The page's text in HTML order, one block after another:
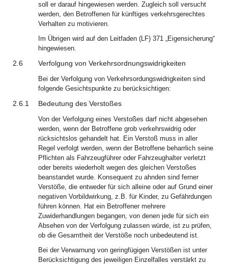
soll er darauf hingewiesen werden. Zugleich soll versucht
werden, den Betroffenen für künftiges verkehrsgerechtes
Verhalten zu motivieren.
Im Übrigen wird auf den Leitfaden (LF) 371 „Eigensicherung“
hingewiesen.
2.6 Verfolgung von Verkehrsordnungswidrigkeiten
Bei der Verfolgung von Verkehrsordungswidrigkeiten sind
folgende Gesichtspunkte zu berücksichtigen:
2.6.1 Bedeutung des Verstoßes
Von der Verfolgung eines Verstoßes darf nicht abgesehen
werden, wenn der Betroffene grob verkehrswidrig oder
rücksichtslos gehandelt hat. Ein Verstoß muss in aller
Regel verfolgt werden, wenn der Betroffene beharrlich seine
Pflichten als Fahrzeugführer oder Fahrzeughalter verletzt
oder bereits wiederholt wegen des gleichen Verstoßes
beanstandet wurde. Konsequent zu ahnden sind ferner
Verstöße, die entweder für sich alleine oder auf Grund einer
negativen Vorbildwirkung, z.B. für Kinder, zu Gefährdungen
führen können. Hat ein Betroffener mehrere
Zuwiderhandlungen begangen, von denen jede für sich ein
Absehen von der Verfolgung zulassen würde, ist zu prüfen,
ob die Gesamtheit der Verstöße noch unbedeutend ist.
Bei der Verwarnung von geringfügigen Verstößen ist unter
Berücksichtigung des jeweiligen Einzelfalles verstärkt zu